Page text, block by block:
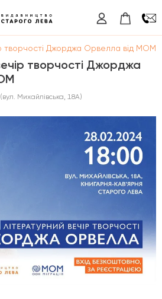
творчості Джорджа Орвелла від МОМ
творчості Джорджа
(вул. Михайлівська, 18А)